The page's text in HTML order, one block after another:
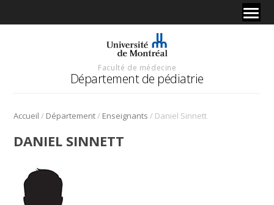
Faculté de médecine
Département de pédiatrie
Accueil / Département/ Enseignants / Daniel Sinnett
DANIEL SINNETT